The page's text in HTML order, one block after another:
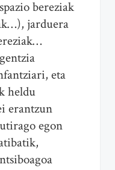
bereziak
jarduera
eta
heldu
erantzun
egon